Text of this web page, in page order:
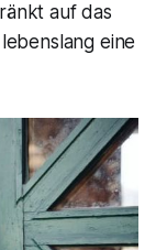
auf das
eine